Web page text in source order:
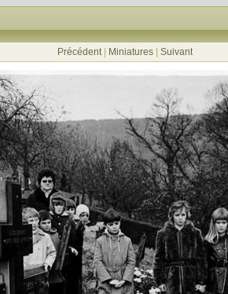
Précédent| Miniatures Suivant